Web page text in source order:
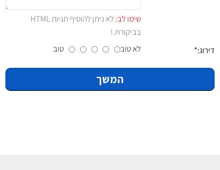
שימו לב:
לא ניתן להוסיף תגיות HTML
בביקורת.!
דירוג:
לא טוב טוב
המשך